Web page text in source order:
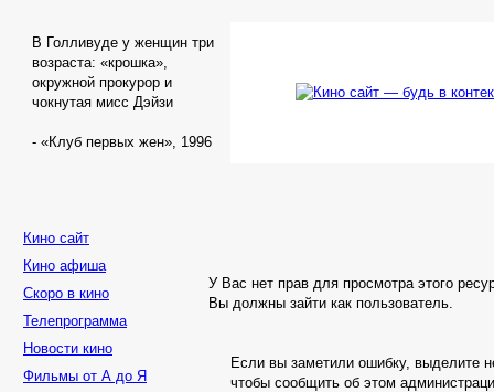
В Голливуде у женщин три
возраста: «крошка»,
окружной прокурор и
чокнутая мисс Дэйзи
- «Клуб первых жен», 1996
Кино сайт
Кино афиша
Скоро в кино
Телепрограмма
Новости кино
Фильмы от А до Я
У Вас нет прав для просмотра этого
Вы должны зайти как пользователь.
Если вы заметили ошибку, выделите
чтобы сообщить об этом